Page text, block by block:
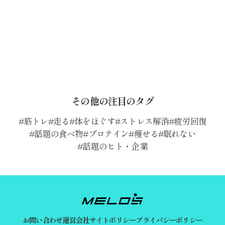
その他の注目のタグ
筋トレ 走る 体をほぐす ストレス解消 疲労回復
話題の食べ物 プロテイン 痩せる 眠れない
話題のヒト・企業
お問い合わせ運営会社サイトポリシープライバシーポリシー